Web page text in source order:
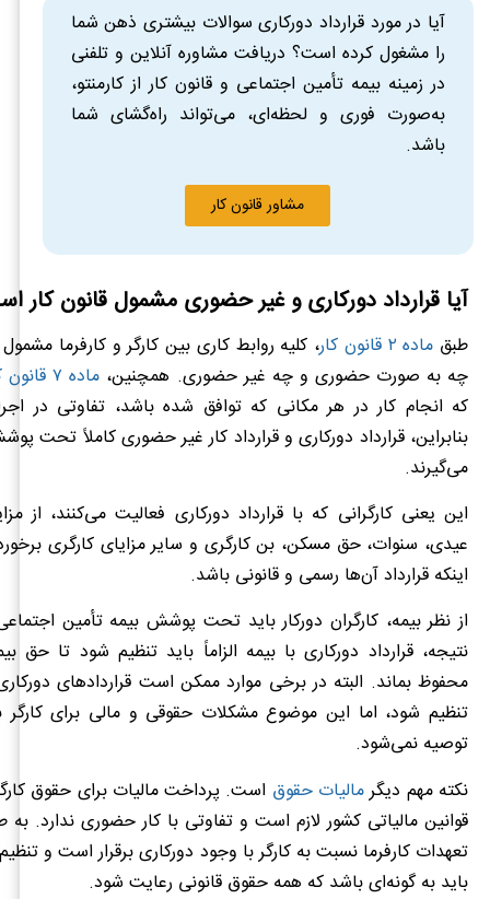
آیا در مورد قرارداد دورکاری سوالات بیشتری ذهن شما
را مشغول کرده است؟ دریافت مشاوره آنلاین و تلفنی
در زمینه بیمه تأمین اجتماعی و قانون کار از کارمنتو،
به‌صورت فوری و لحظه‌ای، می‌تواند راه‌گشای شما
باشد.
مشاور قانون کار
آیا قرارداد دورکاری و غیر حضوری مشمول قانون کار
طبق ماده ۲ قانون کار
، کلیه روابط کاری بین کارگر و کارفرما
چه به صورت حضوری و چه غیر حضوری. همچنین، ماده ۷ قانون کار
که انجام کار در هر مکانی که توافق شده باشد، تفاوتی در
بنابراین، قرارداد دورکاری و قرارداد کار غیر حضوری کاملاً تحت
می‌گیرند.
این یعنی کارگرانی که با قرارداد دورکاری فعالیت می‌کنند، از
عیدی، سنوات، حق مسکن، بن کارگری و سایر مزایای کارگری
اینکه قرارداد آن‌ها رسمی و قانونی باشد.
از نظر بیمه، کارگران دورکار باید تحت پوشش بیمه تأمین
نتیجه، قرارداد دورکاری با بیمه الزاماً باید تنظیم شود تا حق
محفوظ بماند. البته در برخی موارد ممکن است قراردادهای
تنظیم شود، اما این موضوع مشکلات حقوقی و مالی برای کارگر
توصیه نمی‌شود.
نکته مهم دیگرمالیات حقوق است. پرداخت مالیات برای حقوق
قوانین مالیاتی کشور لازم است و تفاوتی با کار حضوری ندارد. به
تعهدات کارفرما نسبت به کارگر با وجود دورکاری برقرار است و تنظیم
باید به گونه‌ای باشد که همه حقوق قانونی رعایت شود.